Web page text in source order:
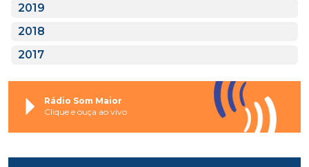
2019
2018
2017
Rádio Som Maior
Clique e ouça ao vivo